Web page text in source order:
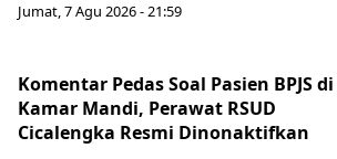
Jumat, 7 Agu 2026 - 21:59
Komentar Pedas Soal Pasien BPJS di
Kamar Mandi, Perawat RSUD
Cicalengka Resmi Dinonaktifkan